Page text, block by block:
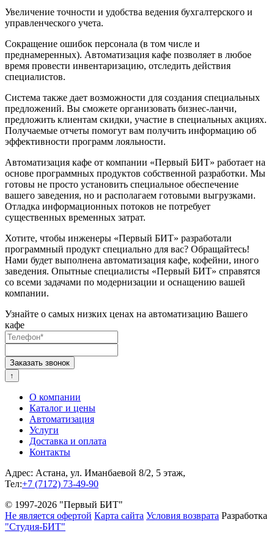
Увеличение точности и удобства ведения бухгалтерского и
управленческого учета.
Сокращение ошибок персонала (в том числе и
преднамеренных). Автоматизация кафе позволяет в любое
время провести инвентаризацию, отследить действия
специалистов.
Система также дает возможности для создания специальных
предложений. Вы сможете организовать бизнес-ланчи,
предложить клиентам скидки, участие в специальных акциях.
Получаемые отчеты помогут вам получить информацию об
эффективности программ лояльности.
Автоматизация кафе от компании «Первый БИТ» работает на
основе программных продуктов собственной разработки. Мы
готовы не просто установить специальное обеспечение
вашего заведения, но и располагаем готовыми выгрузками.
Отладка информационных потоков не потребует
существенных временных затрат.
Хотите, чтобы инженеры «Первый БИТ» разработали
программный продукт специально для вас? Обращайтесь!
Нами будет выполнена автоматизация кафе, кофейни, иного
заведения. Опытные специалисты «Первый БИТ» справятся
со всеми задачами по модернизации и оснащению вашей
компании.
Узнайте о самых низких ценах на автоматизацию Вашего
кафе
↑
О компании
Каталог и цены
Автоматизация
Услуги
Доставка и оплата
Контакты
Адрес: Астана, ул. Иманбаевой 8/2, 5 этаж,
Тел:+7 (7172) 73-49-90
© 1997-2026 "Первый БИТ"
Не является офертой Карта сайта Условия возврата Разработка
"Студия-БИТ"